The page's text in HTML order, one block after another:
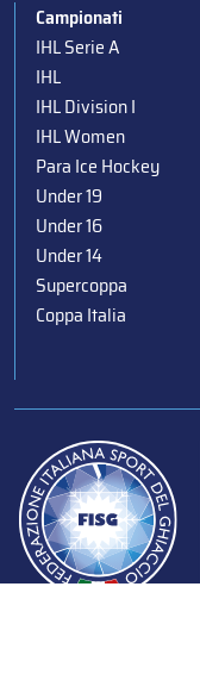
Campionati
IHL Serie A
IHL
IHL Division I
IHL Women
Para Ice Hockey
Under 19
Under 16
Under 14
Supercoppa
Coppa Italia